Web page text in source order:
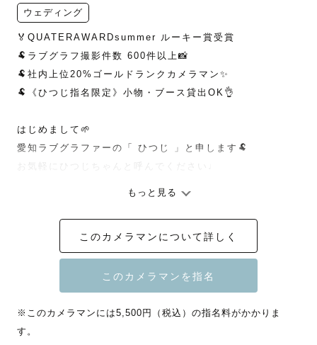
ウェディング
🏅QUATERAWARDsummer ルーキー賞受賞
🐏ラブグラフ撮影件数 600件以上📸
🐏社内上位20%ゴールドランクカメラマン✨
🐏《ひつじ指名限定》小物・ブース貸出OK👌
はじめまして🌱
愛知ラブグラファーの「 ひつじ 」と申します🐏
そんなお写真を残したいという想いを胸にカメラマンにな
りました。
日常に溢れている小さな幸せは、実はその瞬間にしか気づ
くことのできない尊くて大切なもの。
そんな尊い幸せを、いつでも思い出せるように
いつでもその時の幸せを感じられるように
もっと見る
このカメラマンについて詳しく
※このカメラマンには5,500円（税込）の指名料がかかりま
す。